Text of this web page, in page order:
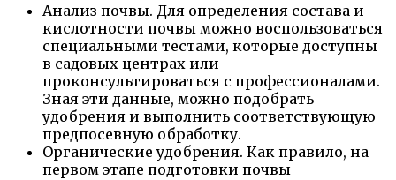
Анализ почвы. Для определения состава и
кислотности почвы можно воспользоваться
специальными тестами, которые доступны
в садовых центрах или
проконсультироваться с профессионалами.
Зная эти данные, можно подобрать
удобрения и выполнить соответствующую
предпосевную обработку.
Органические удобрения. Как правило, на
первом этапе подготовки почвы